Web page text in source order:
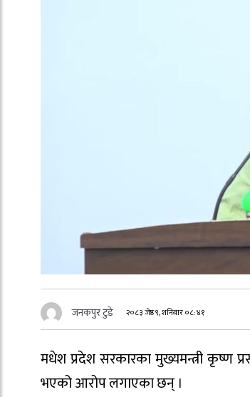
जनकपुर टुडे २०८३ जेष्ठ ९, शनिबार ०८:४१
मधेश प्रदेश सरकारका मुख्यमन्त्री कृष्ण
भएको आरोप लगाएका छन् ।